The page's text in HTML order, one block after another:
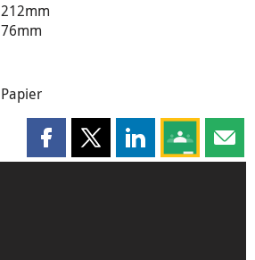
212mm
76mm
Papier
Partager cette page sur
Partager cette page sur X
Partager cette
Partagez